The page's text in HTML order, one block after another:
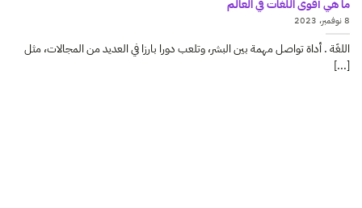
ما هي أقوى اللغات في العالم
8 نوفمبر، 2023
اللغَة . أداة تواصل مهمة بين البشر، وتلعب دورا بارزا في العديد من المجالات، مثل
[...]